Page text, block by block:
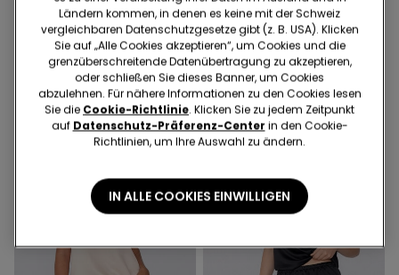
Top mit schmalen Trägern
aus Satin und Spitze
19.95 CHF
Kurzer Baumwollpyjama
Basic mit Paspelierung und
kleiner Tasche
25.95 CHF 20.00 CHF-23%
Ländern kommen, in denen es keine mit der Schweiz
vergleichbaren Datenschutzgesetze gibt (z. B. USA). Klicken
Sie auf „Alle Cookies akzeptieren“, um Cookies und die
grenzüberschreitende Datenübertragung zu akzeptieren,
oder schließen Sie dieses Banner, um Cookies
abzulehnen. Für nähere Informationen zu den Cookies lesen
Sie die Cookie-Richtlinie. Klicken Sie zu jedem Zeitpunkt
auf Datenschutz-Präferenz-Center in den Cookie-
Richtlinien, um Ihre Auswahl zu ändern.
IN ALLE COOKIES EINWILLIGEN